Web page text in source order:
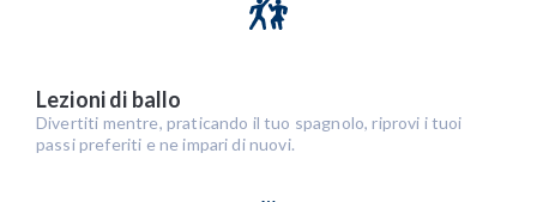
Lezioni di ballo
Divertiti mentre, praticando il tuo spagnolo, riprovi i tuoi
passi preferiti e ne impari di nuovi.